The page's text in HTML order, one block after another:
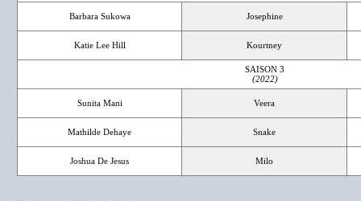
Barbara Sukowa Josephine
Katie Lee Hill Kourtney
SAISON 3
(2022)
Sunita Mani Veera
Mathilde Dehaye Snake
Joshua De Jesus Milo